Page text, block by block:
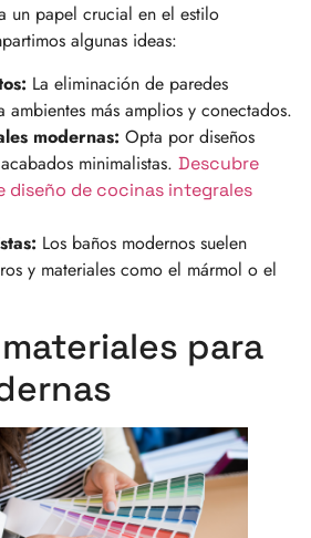
un papel crucial en el estilo
algunas ideas:
La eliminación de paredes
ambientes más amplios y conectados.
modernas: Opta por diseños
minimalistas. Descubre
diseño de cocinas integrales
Los baños modernos suelen
y materiales como el mármol o el
para